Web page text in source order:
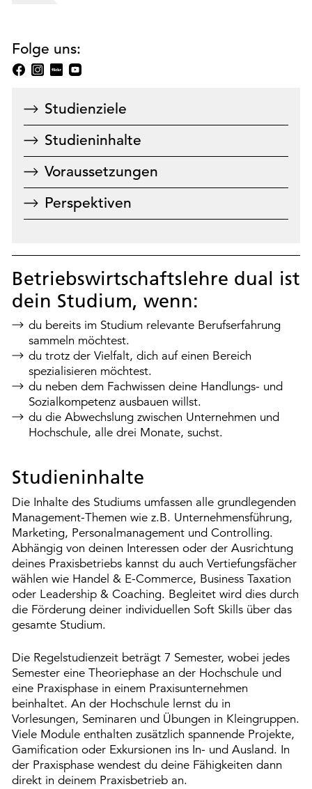
Folge uns:
Studienziele
Studieninhalte
Voraussetzungen
Perspektiven
Betriebswirtschaftslehre dual ist
dein Studium, wenn:
du bereits im Studium relevante Berufserfahrung
sammeln möchtest.
du trotz der Vielfalt, dich auf einen Bereich
spezialisieren möchtest.
du neben dem Fachwissen deine Handlungs- und
Sozialkompetenz ausbauen willst.
du die Abwechslung zwischen Unternehmen und
Hochschule, alle drei Monate, suchst.
Studieninhalte
Die Inhalte des Studiums umfassen alle grundlegenden
Management-Themen wie z.B. Unternehmensführung,
Marketing, Personalmanagement und Controlling.
Abhängig von deinen Interessen oder der Ausrichtung
deines Praxisbetriebs kannst du auch Vertiefungsfächer
wählen wie Handel & E-Commerce, Business Taxation
oder Leadership & Coaching. Begleitet wird dies durch
die Förderung deiner individuellen Soft Skills über das
gesamte Studium.
Die Regelstudienzeit beträgt 7 Semester, wobei jedes
Semester eine Theoriephase an der Hochschule und
eine Praxisphase in einem Praxisunternehmen
beinhaltet. An der Hochschule lernst du in
Vorlesungen, Seminaren und Übungen in Kleingruppen.
Viele Module enthalten zusätzlich spannende Projekte,
Gamification oder Exkursionen ins In- und Ausland. In
der Praxisphase wendest du deine Fähigkeiten dann
direkt in deinem Praxisbetrieb an.